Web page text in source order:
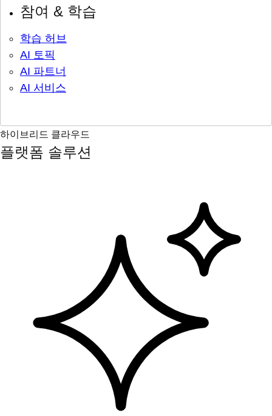
참여 & 학습
학습 허브
AI 토픽
AI 파트너
AI 서비스
하이브리드 클라우드
플랫폼 솔루션